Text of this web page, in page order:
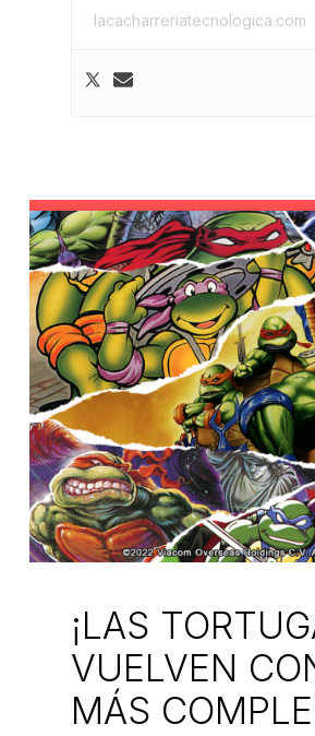
lacacharreriatecnologica.com
¡LAS
VUELVEN
MÁS